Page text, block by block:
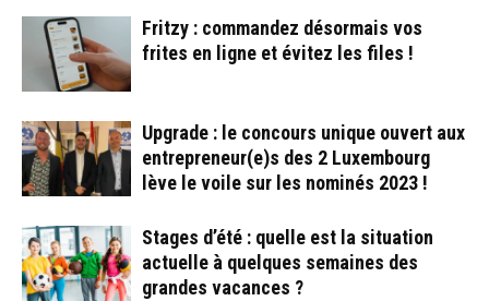
Fritzy : commandez désormais vos
frites en ligne et évitez les files !
Upgrade : le concours unique ouvert aux
entrepreneur(e)s des 2 Luxembourg
lève le voile sur les nominés 2023 !
Stages d’été : quelle est la situation
actuelle à quelques semaines des
grandes vacances ?